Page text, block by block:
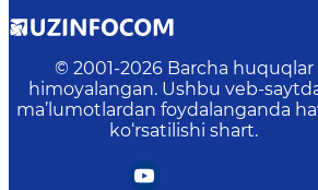
© 2001-2026 Barcha huquqlar
himoyalangan. Ushbu veb-
ma’lumotlardan foydalanganda
ko‘rsatilishi shart.